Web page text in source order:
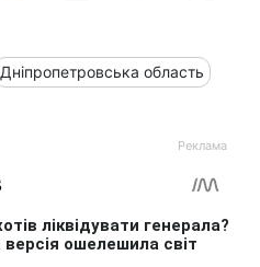
Дніпропетровська область